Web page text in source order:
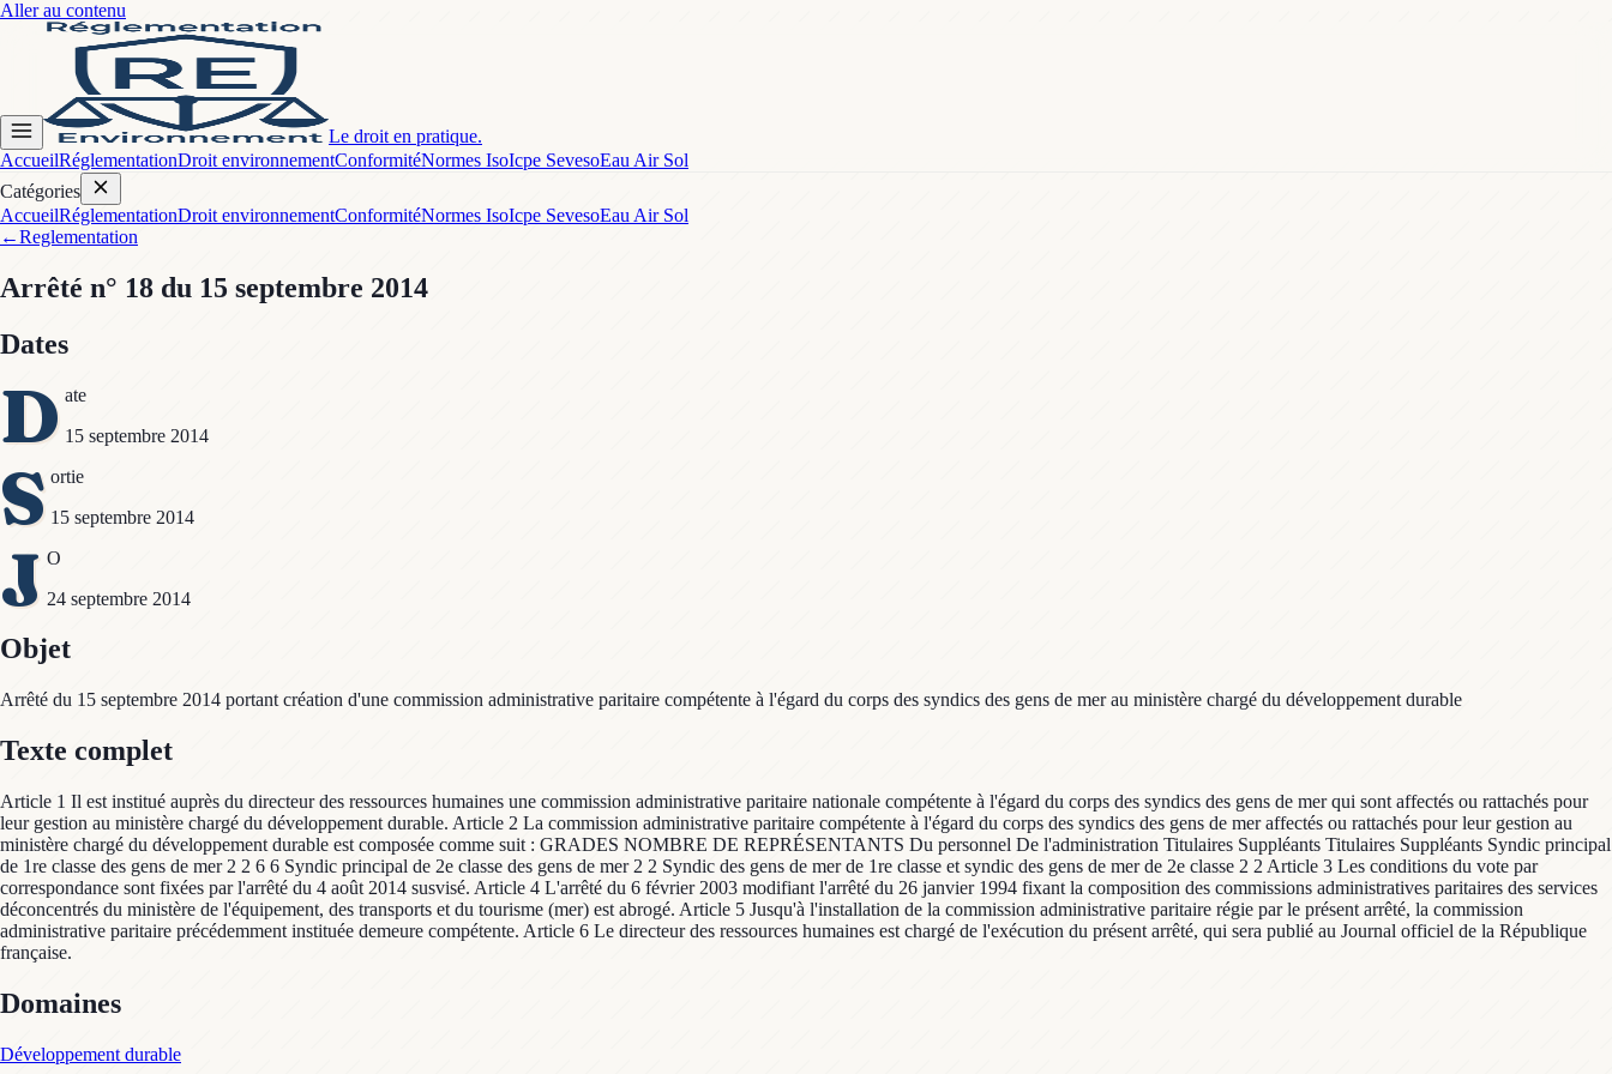
Aller au contenu
Le droit en pratique.
AccueilRéglementationDroit environnementConformitéNormes IsoIcpe SevesoEau Air Sol
Catégories
AccueilRéglementationDroit environnementConformitéNormes IsoIcpe SevesoEau Air Sol
←Reglementation
Arrêté n° 18 du 15 septembre 2014
Dates
D ate
15 septembre 2014
S ortie
15 septembre 2014
J O
24 septembre 2014
Objet
Arrêté du 15 septembre 2014 portant création d'une commission administrative paritaire compétente à l'égard du corps des syndics des gens de mer au ministère chargé du développement durable
Texte complet
Article 1 Il est institué auprès du directeur des ressources humaines une commission administrative paritaire nationale compétente à l'égard du corps des syndics des gens de mer qui sont affectés ou rattachés pour
leur gestion au ministère chargé du développement durable. Article 2 La commission administrative paritaire compétente à l'égard du corps des syndics des gens de mer affectés ou rattachés pour leur gestion au
ministère chargé du développement durable est composée comme suit : GRADES NOMBRE DE REPRÉSENTANTS Du personnel De l'administration Titulaires Suppléants Titulaires Suppléants Syndic principal
de 1re classe des gens de mer 2 2 6 6 Syndic principal de 2e classe des gens de mer 2 2 Syndic des gens de mer de 1re classe et syndic des gens de mer de 2e classe 2 2 Article 3 Les conditions du vote par
correspondance sont fixées par l'arrêté du 4 août 2014 susvisé. Article 4 L'arrêté du 6 février 2003 modifiant l'arrêté du 26 janvier 1994 fixant la composition des commissions administratives paritaires des services
déconcentrés du ministère de l'équipement, des transports et du tourisme (mer) est abrogé. Article 5 Jusqu'à l'installation de la commission administrative paritaire régie par le présent arrêté, la commission
administrative paritaire précédemment instituée demeure compétente. Article 6 Le directeur des ressources humaines est chargé de l'exécution du présent arrêté, qui sera publié au Journal officiel de la République
française.
Domaines
Développement durable